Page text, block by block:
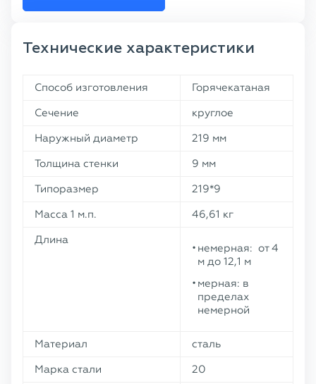
Технические характеристики
Способ изготовления
Горячекатаная
Сечение
круглое
Наружный диаметр
219 мм
Толщина стенки
9 мм
Типоразмер
219*9
Масса 1 м.п.
46,61 кг
Длина
немерная: от 4
м до 12,1 м
мерная: в
пределах
немерной
Материал
сталь
Марка стали
20